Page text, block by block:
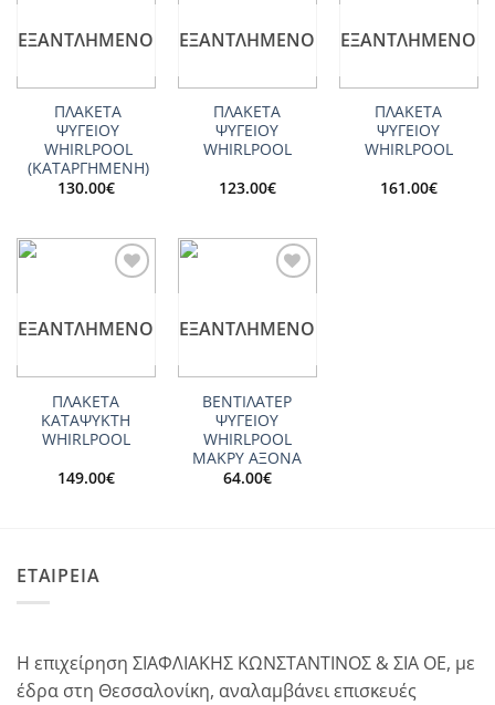
ΕΞΑΝΤΛΗΜΈΝΟ
ΠΛΑΚΕΤΑ
ΨΥΓΕΙΟΥ
WHIRLPOOL
(ΚΑΤΑΡΓΗΜΕΝΗ)
130.00€
ΕΞΑΝΤΛΗΜΈΝΟ
ΠΛΑΚΕΤΑ
ΨΥΓΕΙΟΥ
WHIRLPOOL
123.00€
ΕΞΑΝΤΛΗΜΈΝΟ
ΠΛΑΚΕΤΑ
ΨΥΓΕΙΟΥ
WHIRLPOOL
161.00€
ΕΞΑΝΤΛΗΜΈΝΟ
ΠΛΑΚΕΤΑ
ΚΑΤΑΨΥΚΤΗ
WHIRLPOOL
149.00€
ΕΞΑΝΤΛΗΜΈΝΟ
ΒΕΝΤΙΛΑΤΕΡ
ΨΥΓΕΙΟΥ
WHIRLPOOL
ΜΑΚΡΥ ΑΞΟΝΑ
64.00€
ΕΤΑΙΡΕΙΑ
Η επιχείρηση ΣΙΑΦΛΙΑΚΗΣ ΚΩΝΣΤΑΝΤΙΝΟΣ & ΣΙΑ ΟΕ, με
έδρα στη Θεσσαλονίκη, αναλαμβάνει επισκευές